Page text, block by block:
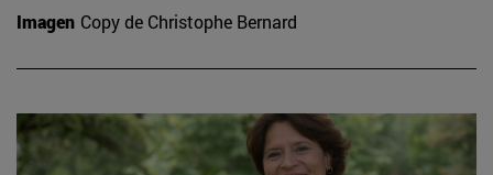
Imagen Copy de Christophe Bernard